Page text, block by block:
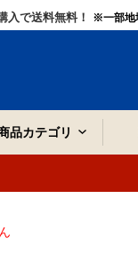
入で送料無料！ ※一部地
品カテゴリ